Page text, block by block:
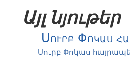
Այլ նյութեր
Սուրբ Փոկաս
Սուրբ Փոկաս